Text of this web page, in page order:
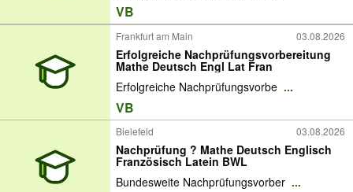
VB
Frankfurt am Main 03.08.2026
Erfolgreiche Nachprüfungsvorbereitung
Mathe Deutsch Engl Lat Fran
Erfolgreiche Nachprüfungsvorbe ...
VB
Bielefeld 03.08.2026
Nachprüfung ? Mathe Deutsch Englisch
Französisch Latein BWL
Bundesweite Nachprüfungsvorber ...